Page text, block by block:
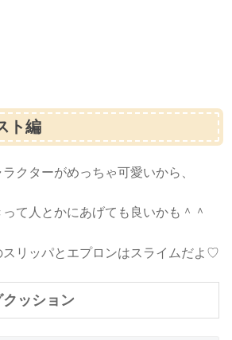
ト編
クターがめっちゃ可愛いから、
て人とかにあげても良いかも＾＾
スリッパとエプロンはスライムだよ♡
ッション